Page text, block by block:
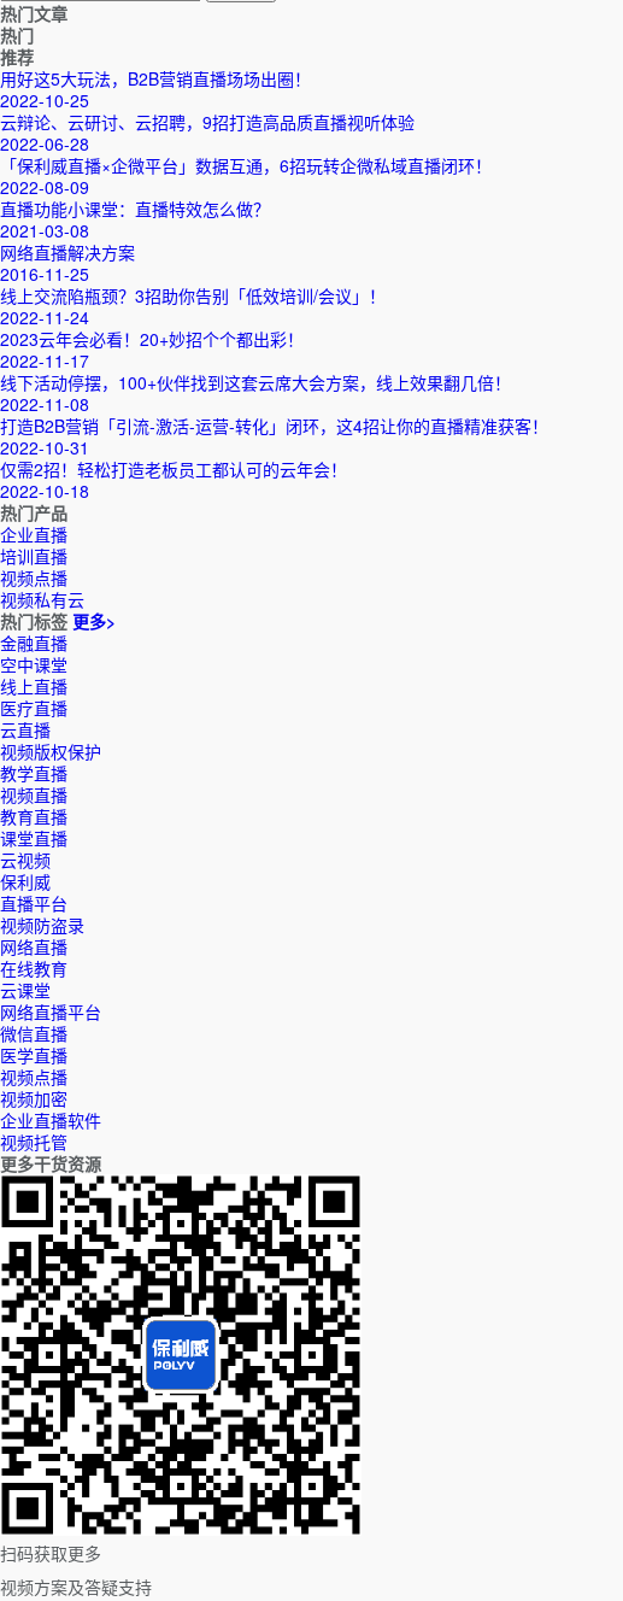
热门文章
热门
推荐
用好这5大玩法，B2B营销直播场场出圈！
2022-10-25
云辩论、云研讨、云招聘，9招打造高品质直播视听体验
2022-06-28
「保利威直播×企微平台」数据互通，6招玩转企微私域直播闭环！
2022-08-09
直播功能小课堂：直播特效怎么做？
2021-03-08
网络直播解决方案
2016-11-25
线上交流陷瓶颈？3招助你告别「低效培训/会议」！
2022-11-24
2023云年会必看！20+妙招个个都出彩！
2022-11-17
线下活动停摆，100+伙伴找到这套云席大会方案，线上效果翻几倍！
2022-11-08
打造B2B营销「引流-激活-运营-转化」闭环，这4招让你的直播精准获客！
2022-10-31
仅需2招！轻松打造老板员工都认可的云年会！
2022-10-18
热门产品
企业直播
培训直播
视频点播
视频私有云
热门标签 更多>
金融直播
空中课堂
线上直播
医疗直播
云直播
视频版权保护
教学直播
视频直播
教育直播
课堂直播
云视频
保利威
直播平台
视频防盗录
网络直播
在线教育
云课堂
网络直播平台
微信直播
医学直播
视频点播
视频加密
企业直播软件
视频托管
更多干货资源
扫码获取更多
视频方案及答疑支持